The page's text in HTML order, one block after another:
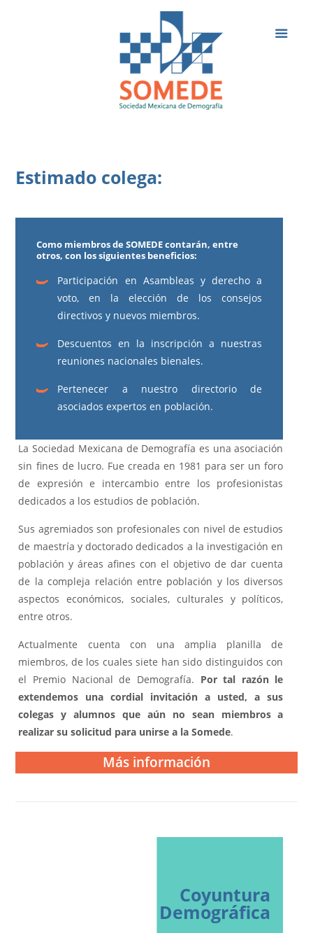
Estimado colega:
Como miembros de SOMEDE contarán, entre
otros, con los siguientes beneficios:
Participación en Asambleas y derecho a
voto, en la elección de los consejos
directivos y nuevos miembros.
Descuentos en la inscripción a nuestras
reuniones nacionales bienales.
Pertenecer a nuestro directorio de
asociados expertos en población.
La Sociedad Mexicana de Demografía es una asociación
sin fines de lucro. Fue creada en 1981 para ser un foro
de expresión e intercambio entre los profesionistas
dedicados a los estudios de población.
Sus agremiados son profesionales con nivel de estudios
de maestría y doctorado dedicados a la investigación en
población y áreas afines con el objetivo de dar cuenta
de la compleja relación entre población y los diversos
aspectos económicos, sociales, culturales y políticos,
entre otros.
Actualmente cuenta con una amplia planilla de
miembros, de los cuales siete han sido distinguidos con
el Premio Nacional de Demografía. Por tal razón le
extendemos una cordial invitación a usted, a sus
colegas y alumnos que aún no sean miembros a
realizar su solicitud para unirse a la Somede.
Más información
Coyuntura
Demográfica